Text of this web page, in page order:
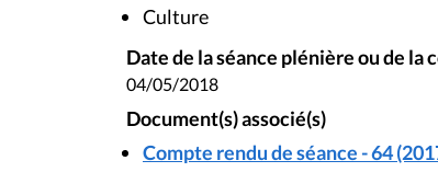
Culture
Date de la séance plénière ou de la
04/05/2018
Document(s) associé(s)
Compte rendu de séance - 64